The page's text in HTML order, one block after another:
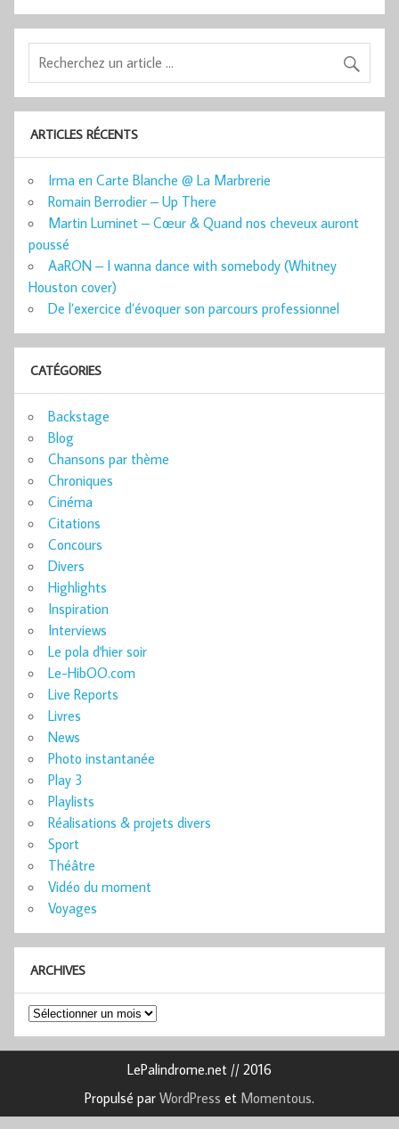
ARTICLES RÉCENTS
Irma en Carte Blanche @ La Marbrerie
Romain Berrodier – Up There
Martin Luminet – Cœur & Quand nos cheveux auront
poussé
AaRON – I wanna dance with somebody (Whitney
Houston cover)
De l’exercice d’évoquer son parcours professionnel
CATÉGORIES
Backstage
Blog
Chansons par thème
Chroniques
Cinéma
Citations
Concours
Divers
Highlights
Inspiration
Interviews
Le pola d'hier soir
Le-HibOO.com
Live Reports
Livres
News
Photo instantanée
Play 3
Playlists
Réalisations & projets divers
Sport
Théâtre
Vidéo du moment
Voyages
ARCHIVES
Archives
LePalindrome.net // 2016
Propulsé par WordPress et Momentous.